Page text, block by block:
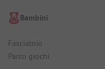
Bambini
Fasciatoio
Parco giochi